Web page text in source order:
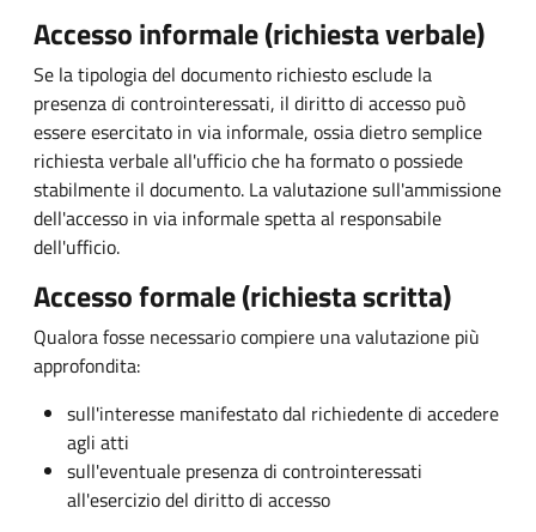
Accesso informale (richiesta verbale)
Se la tipologia del documento richiesto esclude la
presenza di controinteressati, il diritto di accesso può
essere esercitato in via informale, ossia dietro semplice
richiesta verbale all'ufficio che ha formato o possiede
stabilmente il documento. La valutazione sull'ammissione
dell'accesso in via informale spetta al responsabile
dell'ufficio.
Accesso formale (richiesta scritta)
Qualora fosse necessario compiere una valutazione più
approfondita:
sull'interesse manifestato dal richiedente di accedere
agli atti
sull'eventuale presenza di controinteressati
all'esercizio del diritto di accesso